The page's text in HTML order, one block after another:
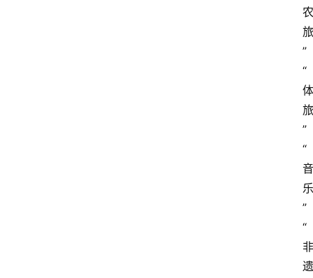
农
旅
”
“
体
旅
”
“
音
乐
”
“
非
遗